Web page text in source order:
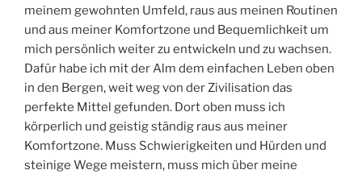
meinem gewohnten Umfeld, raus aus meinen Routinen
und aus meiner Komfortzone und Bequemlichkeit um
mich persönlich weiter zu entwickeln und zu wachsen.
Dafür habe ich mit der Alm dem einfachen Leben oben
in den Bergen, weit weg von der Zivilisation das
perfekte Mittel gefunden. Dort oben muss ich
körperlich und geistig ständig raus aus meiner
Komfortzone. Muss Schwierigkeiten und Hürden und
steinige Wege meistern, muss mich über meine